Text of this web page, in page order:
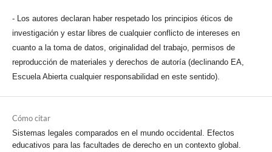
- Los autores declaran haber respetado los principios éticos de
investigación y estar libres de cualquier conflicto de intereses en
cuanto a la toma de datos, originalidad del trabajo, permisos de
reproducción de materiales y derechos de autoría (declinando EA,
Escuela Abierta cualquier responsabilidad en este sentido).
Cómo citar
Sistemas legales comparados en el mundo occidental. Efectos
educativos para las facultades de derecho en un contexto global.